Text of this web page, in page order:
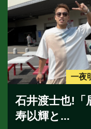
一夜
石井渡士也!「
寿以輝と...